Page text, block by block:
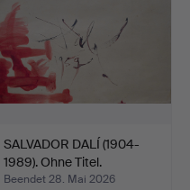
SALVADOR DALÍ (1904-
1989). Ohne Titel.
Beendet 28. Mai 2026